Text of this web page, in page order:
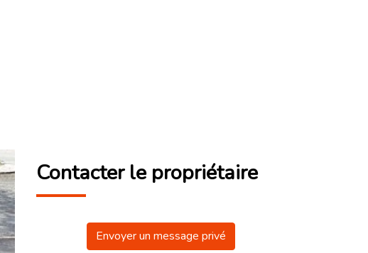
Contacter le propriétaire
Envoyer un message privé